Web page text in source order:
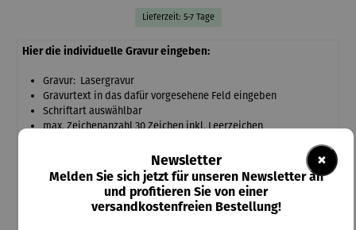
Lieferzeit: 5-7 Tage
Hier die individuelle Gravur eingeben:
Gravur: Lasergravur
Gravurtext in das dafür vorgesehene Feld eingeben
Schriftart auswählbar
max. Zeichenanzahl 30 Zeichen inkl. Leerzeichen
Gravur Holzschatulle (+25,00 €)
×
Newsletter
Melden Sie sich jetzt für unseren Newsletter an
und profitieren Sie von einer
versandkostenfreien Bestellung!